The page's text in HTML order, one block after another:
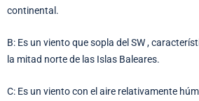
continental.
B: Es un viento que sopla del SW ,
la mitad norte de las Islas Baleares.
C: Es un viento con el aire relativamente